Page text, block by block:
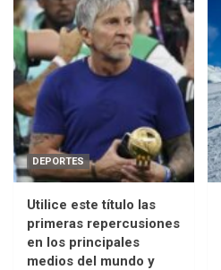
DEPORTES
Utilice este título las
primeras repercusiones
en los principales
medios del mundo y